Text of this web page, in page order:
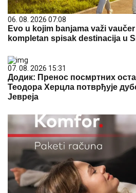
06. 08. 2026 07:08
Evo u kojim banjama važi
kompletan spisak destinacija u
07. 08. 2026 15:31
Додик: Пренос посмртних
Теодора Херцла потврђује
Јевреја